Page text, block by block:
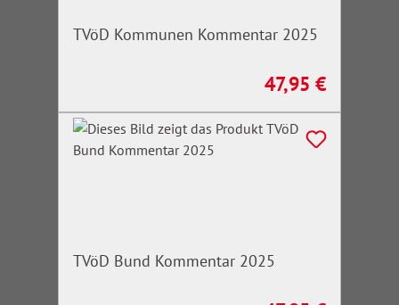
TVöD Kommunen Kommentar 2025
Regulärer Preis:
47,95 €
TVöD Bund Kommentar 2025